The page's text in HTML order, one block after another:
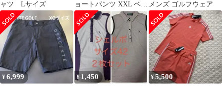
ャツ Lサイズ
ョートパンツ XXL ベー
ジュ
メンズ ゴルフウェア
¥6,999 ¥ 1,450 ¥5,500